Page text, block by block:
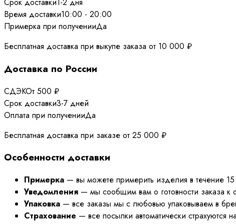
Срок доставки1-2 дня
Время доставки10:00 - 20:00
Примерка при полученииДа
Бесплатная доставка при выкупе заказа от 10 000 ₽
Доставка по России
СДЭКОт 500 ₽
Срок доставки3-7 дней
Оплата при полученииДа
Бесплатная доставка при заказе от 25 000 ₽
Особенности доставки
Примерка — вы можете примерить изделия в течение
Уведомления — мы сообщим вам о готовности заказа к
Упаковка — все заказы мы с любовью упаковываем в
Страхование — все посылки автоматически страхуются